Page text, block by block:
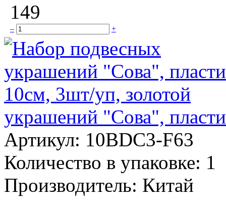
149
– +
украшений "Сова",
Артикул: 10BDC3-F63
Количество в упаковке: 1
Производитель: Китай